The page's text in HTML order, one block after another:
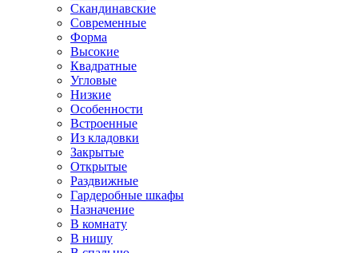
Скандинавские
Современные
Форма
Высокие
Квадратные
Угловые
Низкие
Особенности
Встроенные
Из кладовки
Закрытые
Открытые
Раздвижные
Гардеробные шкафы
Назначение
В комнату
В нишу